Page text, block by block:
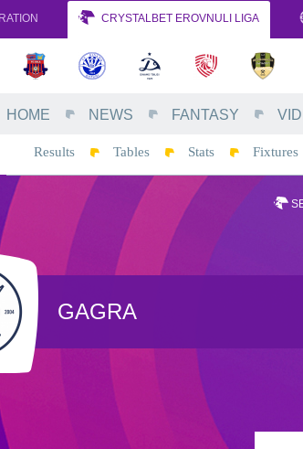
CRYSTALBET EROVNULI LIGA
HOME NEWS FANTASY
Results Tables Stats Fixtures
GAGRA